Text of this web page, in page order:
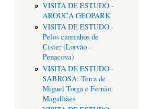
VISITA DE ESTUDO -
AROUCA GEOPARK
VISITA DE ESTUDO -
Pelos caminhos de
Cister (Lorvão –
Penacova)
VISITA DE ESTUDO -
SABROSA: Terra de
Miguel Torga e Fernão
Magalhães